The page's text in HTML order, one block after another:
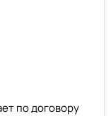
по договору